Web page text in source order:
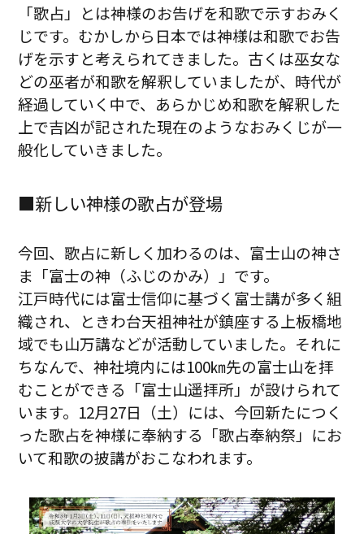
「歌占」とは神様のお告げを和歌で示すおみく
じです。むかしから日本では神様は和歌でお告
げを示すと考えられてきました。古くは巫女な
どの巫者が和歌を解釈していましたが、時代が
経過していく中で、あらかじめ和歌を解釈した
上で吉凶が記された現在のようなおみくじが一
般化していきました。
■新しい神様の歌占が登場
今回、歌占に新しく加わるのは、富士山の神さ
ま「富士の神（ふじのかみ）」です。
江戸時代には富士信仰に基づく富士講が多く組
織され、ときわ台天祖神社が鎮座する上板橋地
域でも山万講などが活動していました。それに
ちなんで、神社境内には100㎞先の富士山を拝
むことができる「富士山遥拝所」が設けられて
います。12月27日（土）には、今回新たにつく
った歌占を神様に奉納する「歌占奉納祭」にお
いて和歌の披講がおこなわれます。